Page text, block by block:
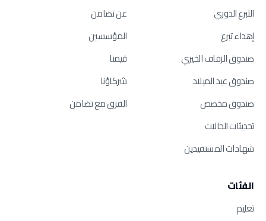
التبرع الدوري
إهداء تبرع
صندوق الزفاف الخيري
صندوق عيد الميلاد
صندوق مخصص
تحديثات الحالات
شهادات المستفيدين
عن تضامن
المؤسسين
قيمنا
شركاؤنا
الفرق مع تضامن
الفئات
تعليم